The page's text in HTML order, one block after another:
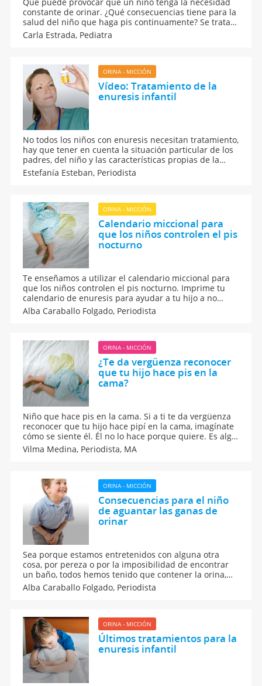
constante de orinar. ¿Qué consecuencias tiene para la
salud del niño que haga pis continuamente? Se trata
de un trastorno renal conocido como poliuria que
necesita el examen de un pediatra para determinar su
Carla Estrada, Pediatra
ORINA - MICCIÓN
Vídeo: Tratamiento de la
enuresis infantil
No todos los niños con enuresis necesitan tratamiento,
hay que tener en cuenta la situación particular de los
padres, del niño y las características propias de la
enuresis que se presenta. Vídeo de Guiainfantil.com
sobre cómo los padres pueden ayudar a los hijos con
Estefanía Esteban, Periodista
ORINA - MICCIÓN
Calendario miccional para
que los niños controlen el pis
nocturno
Te enseñamos a utilizar el calendario miccional para
que los niños controlen el pis nocturno. Imprime tu
calendario de enuresis para ayudar a tu hijo a no
orinarse de noche y poder decir adiós al pañal
nocturno. Calendario para ayudar a los niños a
Alba Caraballo Folgado, Periodista
ORINA - MICCIÓN
¿Te da vergüenza reconocer
que tu hijo hace pis en la
cama?
Niño que hace pis en la cama. Si a ti te da vergüenza
reconocer que tu hijo hace pipí en la cama, imagínate
cómo se siente él. Él no lo hace porque quiere. Es algo
involuntario. Si te avergüenzas de eso, no le estarás
ayudando en nada. Es necesario romper el tabú,
tratamiento, para que la enuresis de tu hijo no sea
motivo de angustia y de sufrimiento para él.
Vilma Medina, Periodista, MA
ORINA - MICCIÓN
Consecuencias para el niño
de aguantar las ganas de
orinar
Sea porque estamos entretenidos con alguna otra
cosa, por pereza o por la imposibilidad de encontrar
un baño, todos hemos tenido que contener la orina,
alguna vez. Los peligros de aguantar las ganas de
orinar por mucho tiempo y de forma repetida, para los
Alba Caraballo Folgado, Periodista
ORINA - MICCIÓN
Últimos tratamientos para la
enuresis infantil